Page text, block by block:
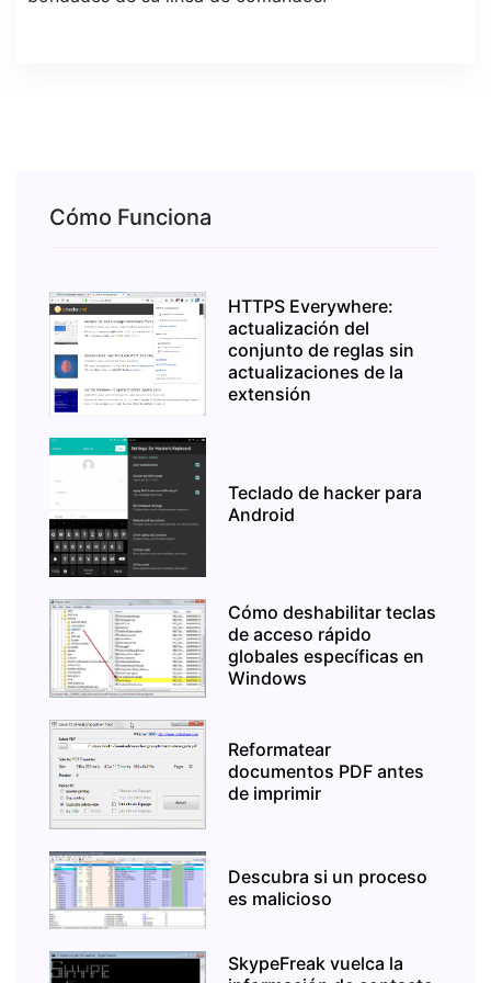
Cómo Funciona
HTTPS Everywhere:
actualización del
conjunto de reglas sin
actualizaciones de la
extensión
Teclado de hacker para
Android
Cómo deshabilitar teclas
de acceso rápido
globales específicas en
Windows
Reformatear
documentos PDF antes
de imprimir
Descubra si un proceso
es malicioso
SkypeFreak vuelca la